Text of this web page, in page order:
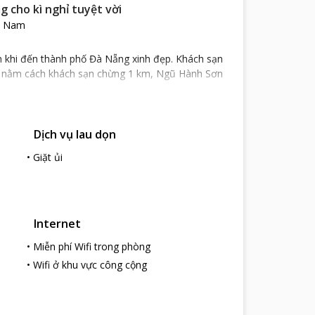
cho kì nghỉ tuyệt vời
Nam
đến thành phố Đà Nẵng xinh đẹp. Khách sạn
cách khách sạn chừng 1 km, Ngũ Hành Sơn
70 phòng nghỉ và khu vực quán bar, nhà hàng,…
hình cáp, tủ quần áo, khu vực tiếp khách riêng.
cho các du khách tham quan mà hoàn toàn
uống tại nhà hàng, quầy bar của khách sạn
Dịch vụ lau dọn
• Giặt ủi
Internet
• Miễn phí Wifi trong phòng
• Wifi ở khu vực công cộng